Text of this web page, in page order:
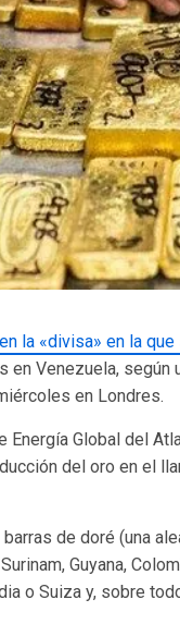
la «divisa» en la
en Venezuela,
en Londres.
Energía Global del
del oro en el
de doré (una
Guyana,
o Suiza y, sobre